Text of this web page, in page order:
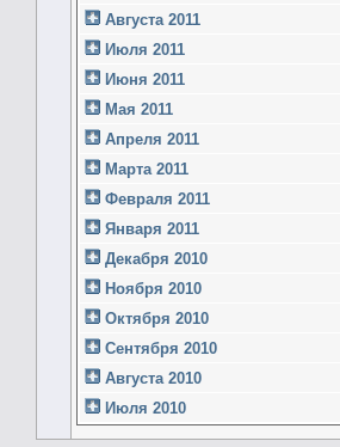
Августа 2011
Июля 2011
Июня 2011
Мая 2011
Апреля 2011
Марта 2011
Февраля 2011
Января 2011
Декабря 2010
Ноября 2010
Октября 2010
Сентября 2010
Августа 2010
Июля 2010